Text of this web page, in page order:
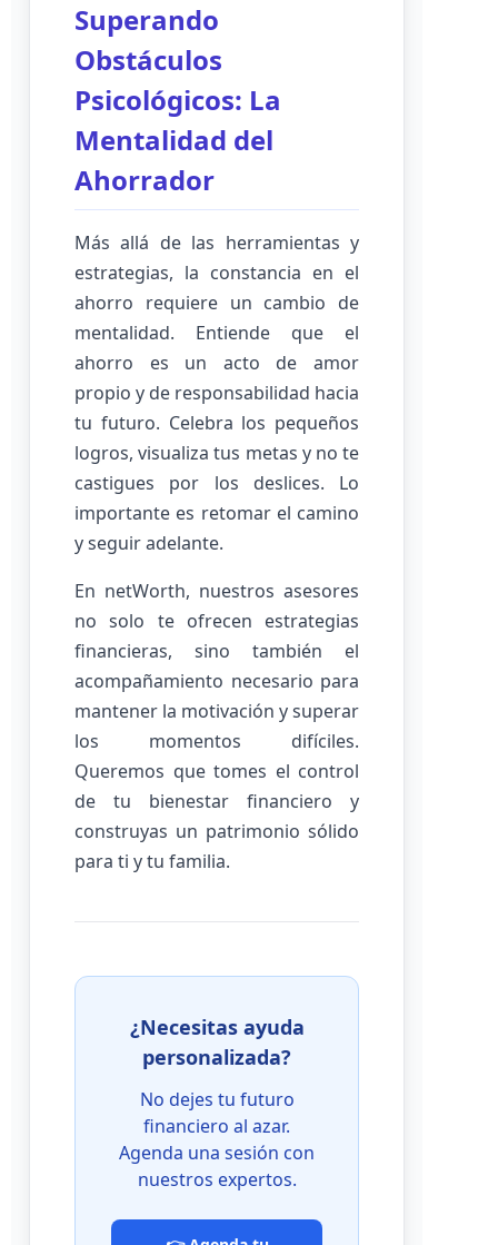
Superando
Obstáculos
Psicológicos: La
Mentalidad del
Ahorrador
Más allá de las herramientas y
estrategias, la constancia en el
ahorro requiere un cambio de
mentalidad. Entiende que el
ahorro es un acto de amor
propio y de responsabilidad hacia
tu futuro. Celebra los pequeños
logros, visualiza tus metas y no te
castigues por los deslices. Lo
importante es retomar el camino
y seguir adelante.
En netWorth, nuestros asesores
no solo te ofrecen estrategias
financieras, sino también el
acompañamiento necesario para
mantener la motivación y superar
los momentos difíciles.
Queremos que tomes el control
de tu bienestar financiero y
construyas un patrimonio sólido
para ti y tu familia.
¿Necesitas ayuda
personalizada?
No dejes tu futuro
financiero al azar.
Agenda una sesión con
nuestros expertos.